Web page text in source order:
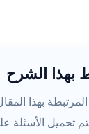
بهذا الشرح
بهذا
تحميل الأسئلة